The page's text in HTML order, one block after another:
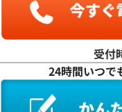
受付
24時間いつで